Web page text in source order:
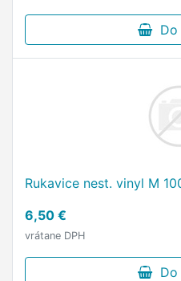
Do
Rukavice nest. vinyl M
6,50 €
vrátane DPH
Do